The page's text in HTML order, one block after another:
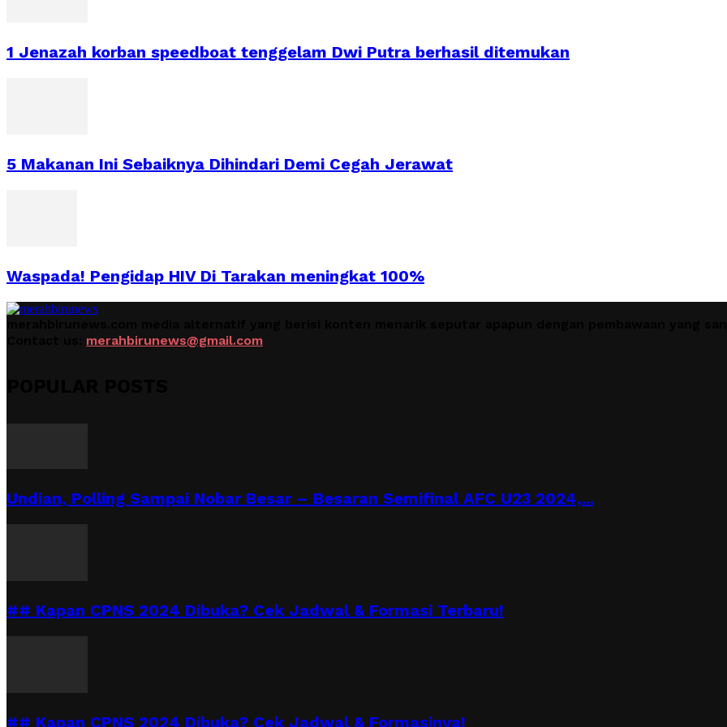
1 Jenazah korban speedboat tenggelam Dwi Putra berhasil ditemukan
5 Makanan Ini Sebaiknya Dihindari Demi Cegah Jerawat
Waspada! Pengidap HIV Di Tarakan meningkat 100%
merahbirunews@gmail.com
Undian, Polling Sampai Nobar Besar – Besaran Semifinal AFC U23 2024,...
## Kapan CPNS 2024 Dibuka? Cek Jadwal & Formasi Terbaru!
## Kapan CPNS 2024 Dibuka? Cek Jadwal & Formasinya!